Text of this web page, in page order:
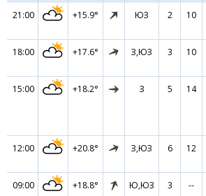
21:00
+15.9° ЮЗ 2 10
18:00 +17.6° З,ЮЗ 3 10
15:00 +18.2° З 5 14
12:00 +20.8° З,ЮЗ 6 12
09:00 +18.8° Ю,ЮЗ 3 --